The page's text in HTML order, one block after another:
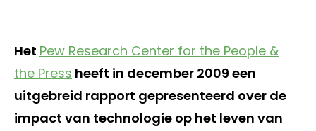
Het Pew Research Center for the People &
the Press heeft in december 2009 een
uitgebreid rapport gepresenteerd over de
impact van technologie op het leven van